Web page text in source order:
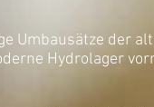
Umbausätze der
Hydrolager